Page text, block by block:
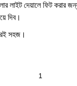
লাইট দেয়ালে ফিট করার
দিব।
সহজ।